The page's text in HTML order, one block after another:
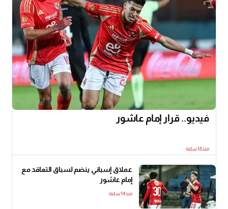
فيديو.. قرار إمام عاشور
منذ18 ساعة
عملاق إسباني ينضم لسباق التعاقد مع
إمام عاشور
منذ14 ساعة